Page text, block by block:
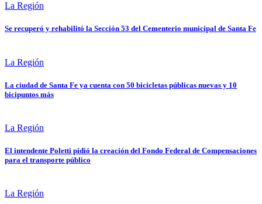
La Región
Se recuperó y rehabilitó la Sección 53 del Cementerio municipal de Santa Fe
La Región
La ciudad de Santa Fe ya cuenta con 50 bicicletas públicas nuevas y 10
bicipuntos más
La Región
El intendente Poletti pidió la creación del Fondo Federal de Compensaciones
para el transporte público
La Región